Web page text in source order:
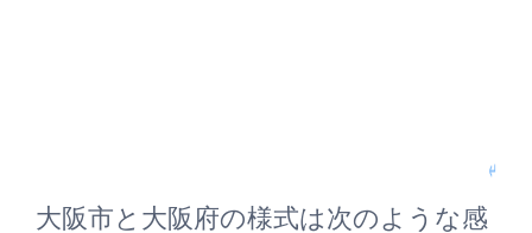
大阪市と大阪府の様式は次のような感